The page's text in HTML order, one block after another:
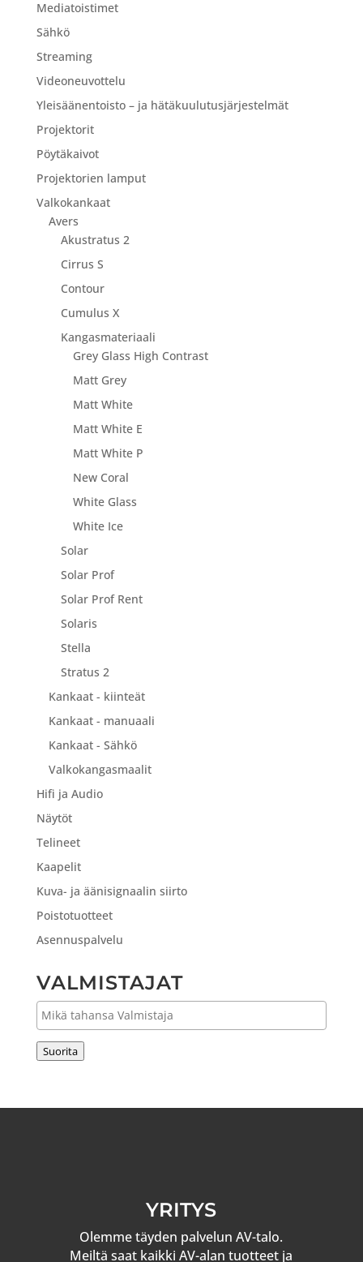
Mediatoistimet
Sähkö
Streaming
Videoneuvottelu
Yleisäänentoisto – ja hätäkuulutusjärjestelmät
Projektorit
Pöytäkaivot
Projektorien lamput
Valkokankaat
Avers
Akustratus 2
Cirrus S
Contour
Cumulus X
Kangasmateriaali
Grey Glass High Contrast
Matt Grey
Matt White
Matt White E
Matt White P
New Coral
White Glass
White Ice
Solar
Solar Prof
Solar Prof Rent
Solaris
Stella
Stratus 2
Kankaat - kiinteät
Kankaat - manuaali
Kankaat - Sähkö
Valkokangasmaalit
Hifi ja Audio
Näytöt
Telineet
Kaapelit
Kuva- ja äänisignaalin siirto
Poistotuotteet
Asennuspalvelu
VALMISTAJAT
Suorita
YRITYS
Olemme täyden palvelun AV-talo.
Meiltä saat kaikki AV-alan tuotteet ja